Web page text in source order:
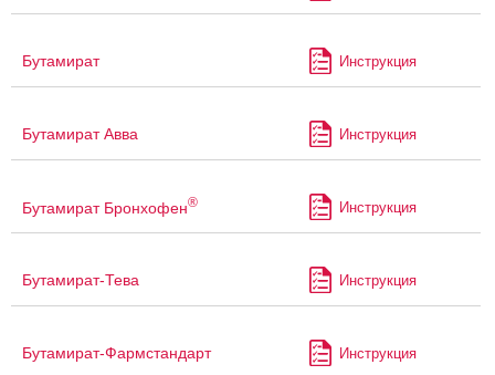
Бутамират Инструкция
Бутамират Авва Инструкция
Бутамират Бронхофен® Инструкция
Бутамират-Тева Инструкция
Бутамират-Фармстандарт Инструкция